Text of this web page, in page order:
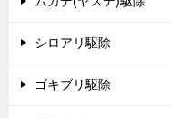
シロアリ駆除
ゴキブリ駆除